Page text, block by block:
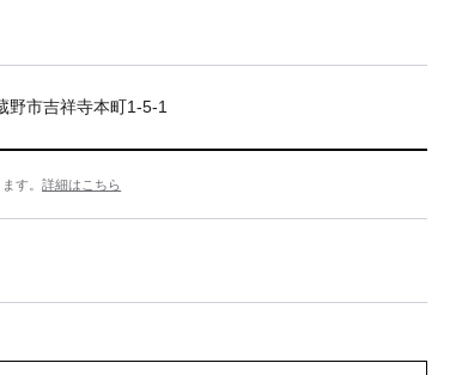
野市吉祥寺本町1-5-1
す。詳細はこちら